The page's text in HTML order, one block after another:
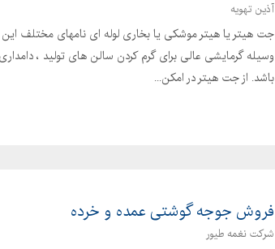
آذین تهویه
جت هیتر یا هیتر موشکی یا بخاری لوله ای نامهای مختلف
وسیله گرمایشی عالی برای گرم کردن سالن های تولید ،
باشد. از جت هیتر در امکن...
فروش جوجه گوشتی عمده و خرده
شرکت نغمه طیور